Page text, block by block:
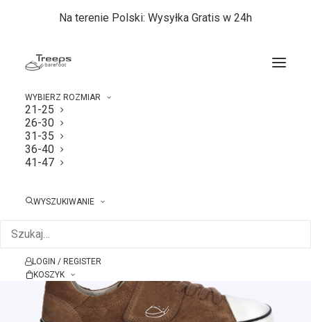
Na terenie Polski: Wysyłka Gratis w 24h
WYBIERZ ROZMIAR
21-25
26-30
31-35
36-40
41-47
WYSZUKIWANIE
LOGIN / REGISTER
KOSZYK
Strona główna
Treeps Low Cognac Suede 41-47